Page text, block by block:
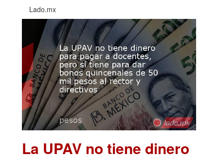
Lado.mx
La UPAV no tiene dinero